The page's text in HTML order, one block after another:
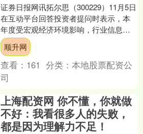
证券日报网讯拓尔思（300229）11月5日
在互动平台回答投资者提问时表示，本
年度受宏观经济环境影响，行业信息化
投入减缓或延后，公司减少低毛利业
务；同时受行业招....
顺升网
查看： 161 分类：本地股票配资公
司
上海配资网 你不懂，你就做
不好：我看很多人的失败，
都是因为理解力不足！